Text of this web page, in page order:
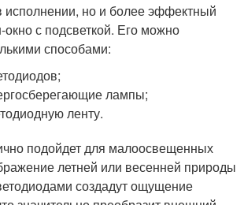
но и более эффектный
с подсветкой. Его можно
способами:
лампы;
ленту.
подойдет для малоосвещенных
летней или весенней природы
создадут ощущение